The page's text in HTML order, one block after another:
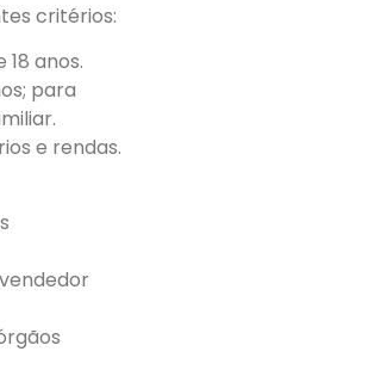
critérios:
anos.
para
e rendas.